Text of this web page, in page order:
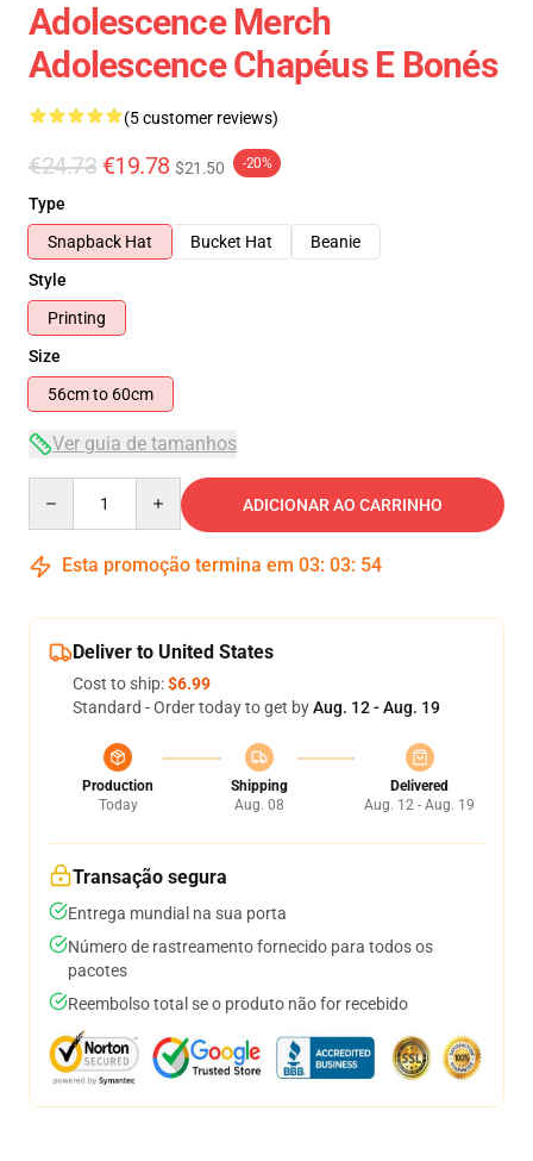
Adolescence Merch
Adolescence Chapéus E Bonés
(5 customer reviews)
€24.73 €19.78 $21.50 -20%
Type
Snapback Hat
Bucket Hat
Beanie
Style
Printing
Size
56cm to 60cm
Ver guia de tamanhos
ADICIONAR AO CARRINHO
Esta promoção termina em 03: 03: 53
Deliver to United States
Cost to ship:$6.99
Standard - Order today to get byAug. 12 - Aug. 19
Production
Today
Shipping
Aug. 08
Delivered
Aug. 12 - Aug. 19
Transação segura
Entrega mundial na sua porta
Número de rastreamento fornecido para todos os
pacotes
Reembolso total se o produto não for recebido